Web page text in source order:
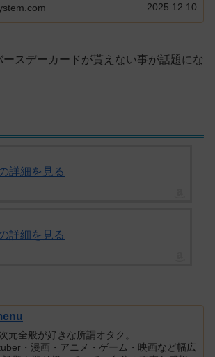
2025.12.10
ースデーカードが貰えない事が話題にな
詳細を見る
詳細を見る
元全般が好きな所謂オタク。
・漫画・アニメ・ゲーム・映画など幅広